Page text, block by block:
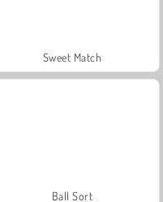
Sweet Match
Ball Sort